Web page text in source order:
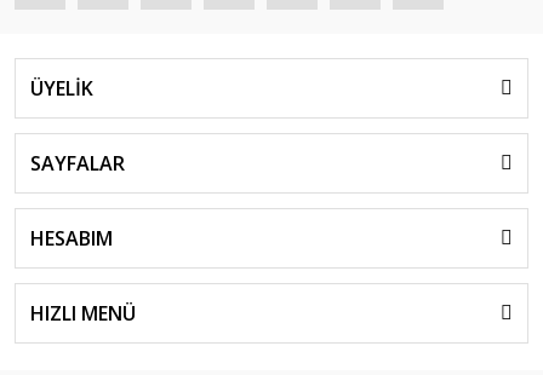
ÜYELİK
SAYFALAR
HESABIM
HIZLI MENÜ